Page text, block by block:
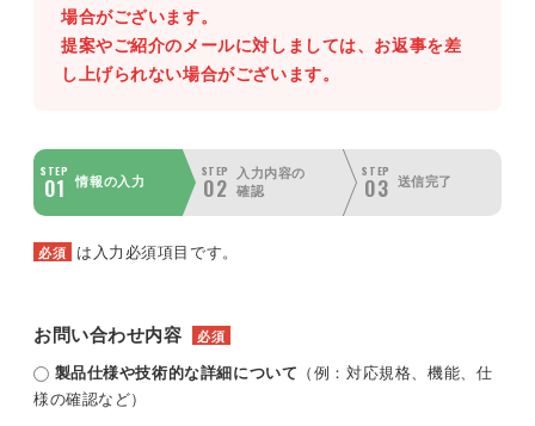
場合がございます。
提案やご紹介のメールに対しましては、お返事を差
し上げられない場合がございます。
STEP
01 情報の入力
STEP
02
入力内容の
確認
STEP
03 送信完了
必須 は入力必須項目です。
お問い合わせ内容 必須
製品仕様や技術的な詳細について （例：対応規格、機能、仕
様の確認など）